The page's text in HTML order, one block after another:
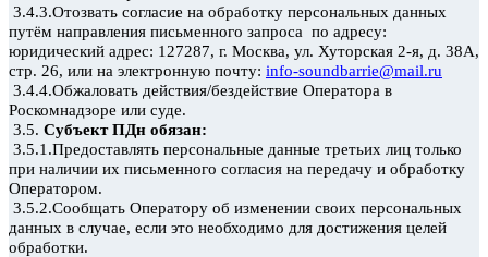
3.4.3.Отозвать согласие на обработку персональных данных
путём направления письменного запроса по адресу:
юридический адрес: 127287, г. Москва, ул. Хуторская 2-я, д. 38А,
стр. 26, или на электронную почту: info-soundbarrie@mail.ru
3.4.4.Обжаловать действия/бездействие Оператора в
Роскомнадзоре или суде.
3.5. Субъект ПДн обязан:
3.5.1.Предоставлять персональные данные третьих лиц только
при наличии их письменного согласия на передачу и обработку
Оператором.
3.5.2.Сообщать Оператору об изменении своих персональных
данных в случае, если это необходимо для достижения целей
обработки.